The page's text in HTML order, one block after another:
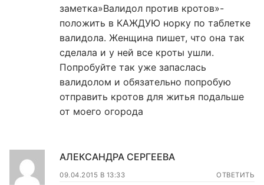
заметка»Валидол против кротов»-
положить в КАЖДУЮ норку по таблетке
валидола. Женщина пишет, что она так
сделала и у ней все кроты ушли.
Попробуйте так уже запаслась
валидолом и обязательно попробую
отправить кротов для житья подальше
от моего огорода
АЛЕКСАНДРА СЕРГЕЕВА
09.04.2015 В 13:33 ОТВЕТИТЬ